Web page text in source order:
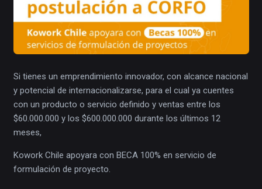
Si tienes un emprendimiento innovador, con alcance nacional
y potencial de internacionalizarse, para el cual ya cuentes
con un producto o servicio definido y ventas entre los
$60.000.000 y los $600.000.000 durante los últimos 12
meses,
Kowork Chile apoyara con BECA 100% en servicio de
formulación de proyecto.